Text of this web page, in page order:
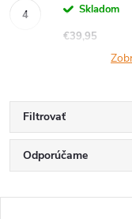
Skladom
€39,95
Filtrovať
R
a
Odporúčame